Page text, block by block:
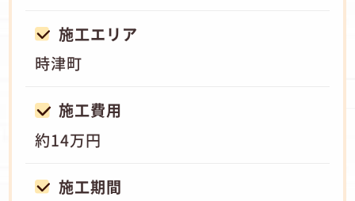
施工エリア
時津町
施工費用
約14万円
施工期間